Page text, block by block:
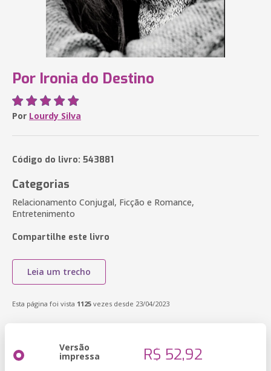
Por Ironia do Destino
Por Lourdy Silva
Código do livro: 543881
Categorias
Relacionamento Conjugal, Ficção e Romance,
Entretenimento
Compartilhe este livro
Leia um trecho
Esta página foi vista 1125 vezes desde 23/04/2023
Versão
impressa R$ 52,92